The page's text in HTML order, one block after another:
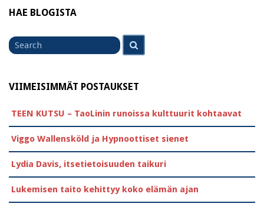
HAE BLOGISTA
Search
for
VIIMEISIMMÄT POSTAUKSET
TEEN KUTSU – TaoLinin runoissa kulttuurit kohtaavat
Viggo Wallensköld ja Hypnoottiset sienet
Lydia Davis, itsetietoisuuden taikuri
Lukemisen taito kehittyy koko elämän ajan